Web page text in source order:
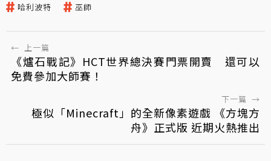
哈利波特 巫師
← 上一篇
《爐石戰記》HCT世界總決賽門票開賣 還可以
免費參加大師賽！
下一篇 →
極似「Minecraft」的全新像素遊戲 《方塊方
舟》正式版 近期火熱推出